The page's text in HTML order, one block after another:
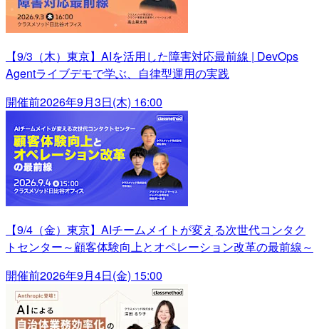
【9/3（木）東京】AIを活用した障害対応最前線 | DevOps
Agentライブデモで学ぶ、自律型運用の実践
開催前2026年9月3日(木) 16:00
【9/4（金）東京】AIチームメイトが変える次世代コンタク
トセンター～顧客体験向上とオペレーション改革の最前線～
開催前2026年9月4日(金) 15:00